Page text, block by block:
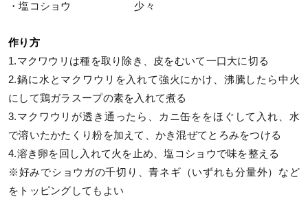
・塩コショウ 少々
作り方
1.マクワウリは種を取り除き、皮をむいて一口大に切る
2.鍋に水とマクワウリを入れて強火にかけ、沸騰したら中火
にして鶏ガラスープの素を入れて煮る
3.マクワウリが透き通ったら、カニ缶ををほぐして入れ、水
で溶いたかたくり粉を加えて、かき混ぜてとろみをつける
4.溶き卵を回し入れて火を止め、塩コショウで味を整える
※好みでショウガの千切り、青ネギ（いずれも分量外）など
をトッピングしてもよい